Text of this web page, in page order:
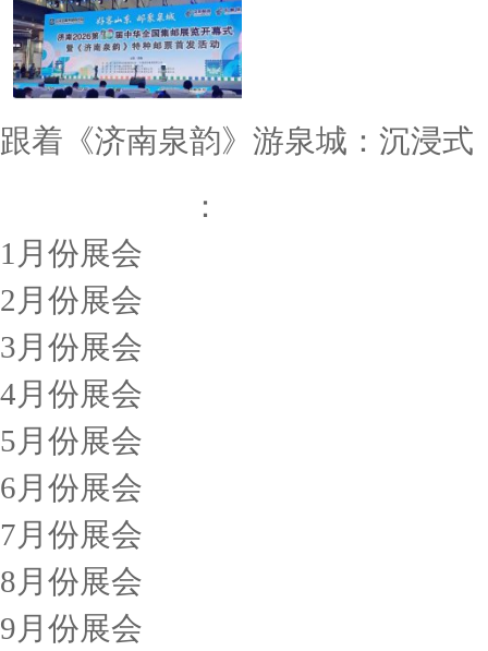
跟着《济南泉韵》游泉城：沉浸式
：
1月份展会
2月份展会
3月份展会
4月份展会
5月份展会
6月份展会
7月份展会
8月份展会
9月份展会